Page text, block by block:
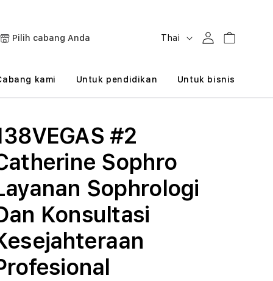
Pilih cabang Anda
B
h
Thai MasukKeranjang
kami Untuk pendidikan Untuk bisnis
#2
Sophro
Sophrologi
Konsultasi